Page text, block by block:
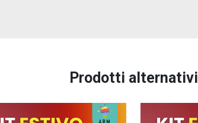
Prodotti alternativi